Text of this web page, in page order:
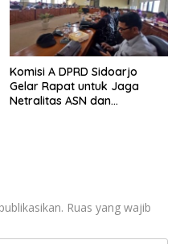
Komisi A DPRD Sidoarjo
Gelar Rapat untuk Jaga
Netralitas ASN dan
Ruas yang wajib